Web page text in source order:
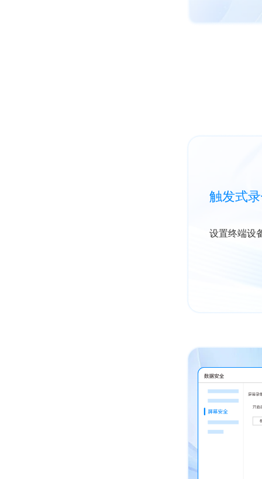
触发式
设置终端设